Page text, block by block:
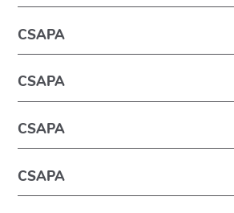
CSAPA
CSAPA
CSAPA
CSAPA